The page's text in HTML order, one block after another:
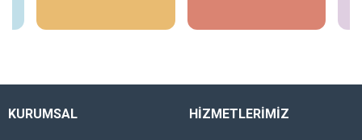
KURUMSAL HİZMETLERİMİZ